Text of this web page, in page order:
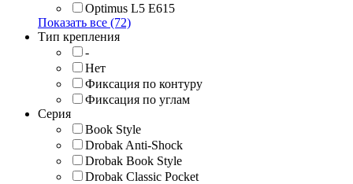
Optimus L5 E615
Показать все (72)
Тип крепления
-
Нет
Фиксация по контуру
Фиксация по углам
Серия
Book Style
Drobak Anti-Shock
Drobak Book Style
Drobak Classic Pocket